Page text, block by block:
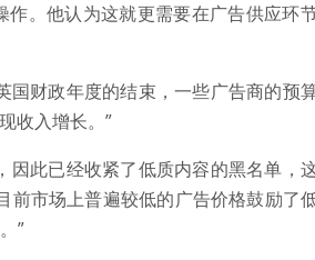
。他认为这就更需要在广告供应环
财政年度的结束，一些广告商的预
收入增长。”
此已经收紧了低质内容的黑名单，
前市场上普遍较低的广告价格鼓励了
”